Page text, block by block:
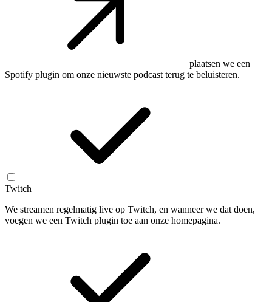
plaatsen we een
Spotify plugin om onze nieuwste podcast terug te beluisteren.
Twitch
We streamen regelmatig live op Twitch, en wanneer we dat doen,
voegen we een Twitch plugin toe aan onze homepagina.